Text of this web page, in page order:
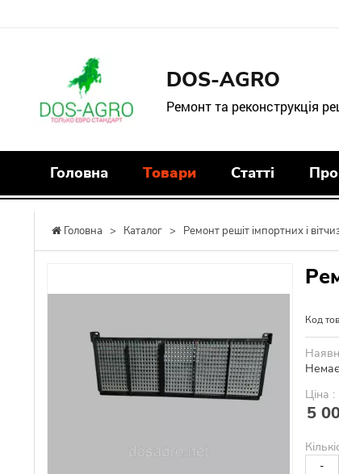
DOS-AGRO
Ремонт та реконструкція
Головна Товари Статті
Головна > Каталог > Ремонт решіт імпортних і
Код
Ціна :
5
-